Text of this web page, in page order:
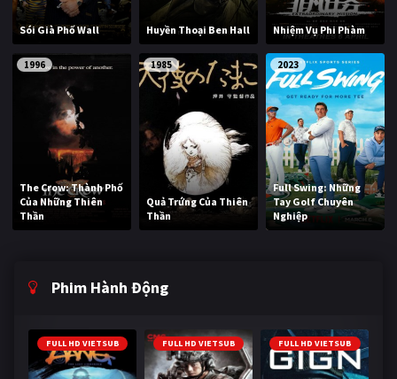
Sói Già Phố Wall Huyền Thoại Ben Hall Nhiệm Vụ Phi Phàm
1996
The Crow: Thành Phố
Của Những Thiên
Thần
1985
Quả Trứng Của Thiên
Thần
2023
Full Swing: Những
Tay Golf Chuyên
Nghiệp
Phim Hành Động
FULL HD VIETSUB FULL HD VIETSUB FULL HD VIETSUB